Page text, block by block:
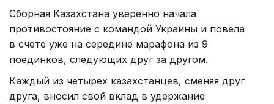
Сборная Казахстана уверенно начала
противостояние с командой Украины и повела
в счете уже на середине марафона из 9
поединков, следующих друг за другом.
Каждый из четырех казахстанцев, сменяя друг
друга, вносил свой вклад в удержание